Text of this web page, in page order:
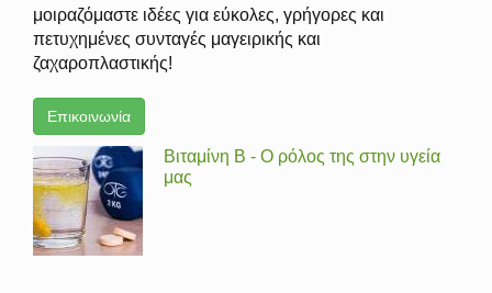
μοιραζόμαστε ιδέες για εύκολες, γρήγορες και
πετυχημένες συνταγές μαγειρικής και
ζαχαροπλαστικής!
Επικοινωνία
Βιταμίνη Β - Ο ρόλος της στην υγεία
μας